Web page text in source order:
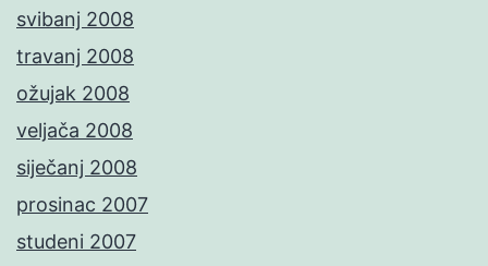
svibanj 2008
travanj 2008
ožujak 2008
veljača 2008
siječanj 2008
prosinac 2007
studeni 2007